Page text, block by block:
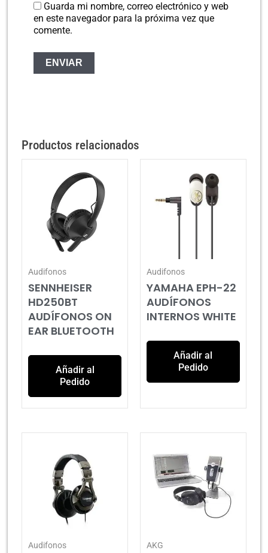
Guarda mi nombre, correo electrónico y web
en este navegador para la próxima vez que
comente.
Productos relacionados
Audifonos
SENNHEISER
HD250BT
AUDÍFONOS ON
EAR BLUETOOTH
Añadir al
Pedido
Audifonos
YAMAHA EPH-22
AUDÍFONOS
INTERNOS WHITE
Añadir al
Pedido
Audifonos AKG